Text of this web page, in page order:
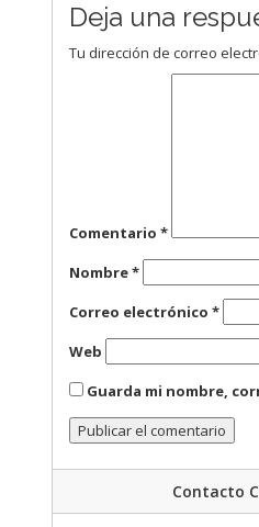
Deja una
Tu dirección de correo
Comentario*
Nombre*
Correo electrónico*
Web
Guarda mi nombre,
Contacto